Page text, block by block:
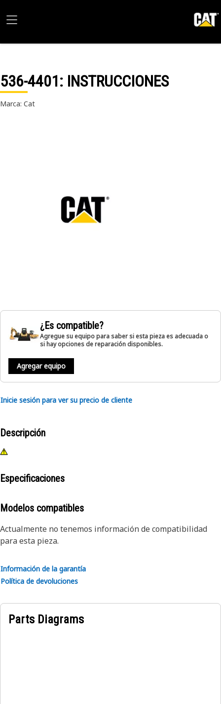
536-4401: INSTRUCCIONES
Marca: Cat
¿Es compatible?
Agregue su equipo para saber si esta pieza es adecuada o
si hay opciones de reparación disponibles.
Agregar equipo
Inicie sesión para ver su precio de cliente
Descripción
Especificaciones
Modelos compatibles
Actualmente no tenemos información de compatibilidad
para esta pieza.
Información de la garantía
Política de devoluciones
Parts Diagrams